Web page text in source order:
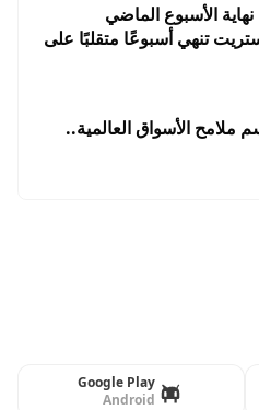
الأسبوع الماضي
اليوم 3/8: وول ستريت تنهي أسبوعًا متقلبًا على
ملامح الأسواق العالمية..
Google Play
Android